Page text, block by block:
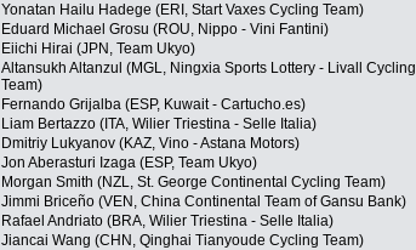
Yonatan Hailu Hadege (ERI, Start Vaxes Cycling Team)
Eduard Michael Grosu (ROU, Nippo - Vini Fantini)
Eiichi Hirai (JPN, Team Ukyo)
Altansukh Altanzul (MGL, Ningxia Sports Lottery - Livall Cycling
Team)
Fernando Grijalba (ESP, Kuwait - Cartucho.es)
Liam Bertazzo (ITA, Wilier Triestina - Selle Italia)
Dmitriy Lukyanov (KAZ, Vino - Astana Motors)
Jon Aberasturi Izaga (ESP, Team Ukyo)
Morgan Smith (NZL, St. George Continental Cycling Team)
Jimmi Briceño (VEN, China Continental Team of Gansu Bank)
Rafael Andriato (BRA, Wilier Triestina - Selle Italia)
Jiancai Wang (CHN, Qinghai Tianyoude Cycling Team)